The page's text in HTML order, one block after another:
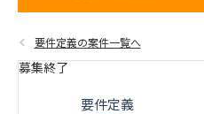
要件定義の案件一覧へ
募集終了
要件定義